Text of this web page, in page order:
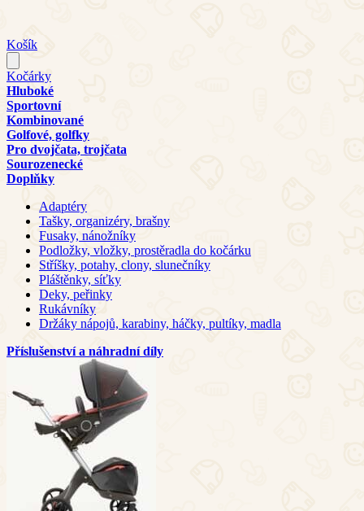
Košík
Kočárky
Hluboké
Sportovní
Kombinované
Golfové, golfky
Pro dvojčata, trojčata
Sourozenecké
Doplňky
Adaptéry
Tašky, organizéry, brašny
Fusaky, nánožníky
Podložky, vložky, prostěradla do kočárku
Stříšky, potahy, clony, slunečníky
Pláštěnky, síťky
Deky, peřinky
Rukávníky
Držáky nápojů, karabiny, háčky, pultíky, madla
Příslušenství a náhradní díly